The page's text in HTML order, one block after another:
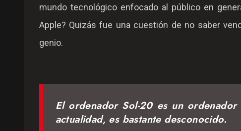
mundo tecnológico enfocado al público en
Apple? Quizás fue una cuestión de no saber
genio.
El ordenador Sol-20 es un
actualidad, es bastante desconocido.